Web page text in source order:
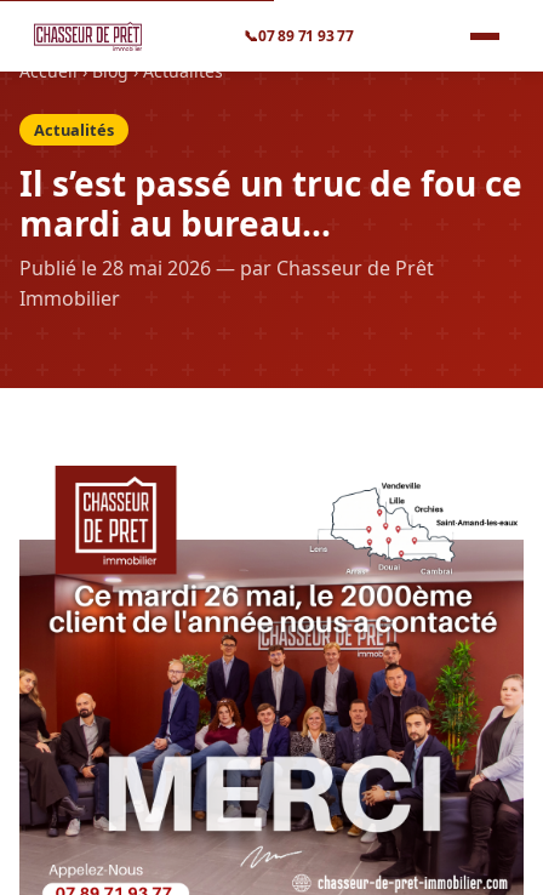
📞07 89 71 93 77
Accueil›Blog›Actualités
Actualités
Il s’est passé un truc de fou ce
mardi au bureau…
Publié le 28 mai 2026 — par Chasseur de Prêt
Immobilier